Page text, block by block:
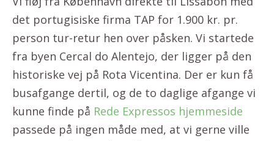
det portugisiske firma TAP for 1.900 kr. pr.
person tur-retur hen over påsken. Vi startede
fra byen Cercal do Alentejo, der ligger på den
historiske vej på Rota Vicentina. Der er kun få
busafgange dertil, og de to daglige afgange vi
kunne finde på Rede Expressos hjemmeside
passede på ingen måde med, at vi gerne ville